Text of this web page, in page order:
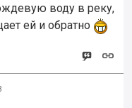
воду в реку,
ей и обратно